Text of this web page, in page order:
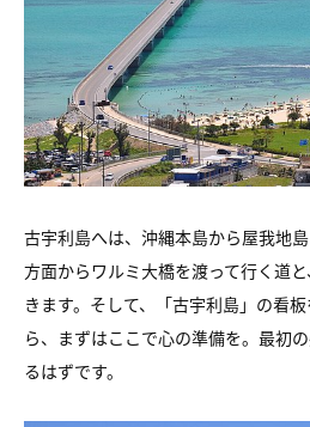
古宇利島へは、沖縄本島から屋我地島
方面からワルミ大橋を渡って行く道と
きます。 そして、「古宇利島」の看
ら、 まずはここで心の準備を。 最初
るはずです。